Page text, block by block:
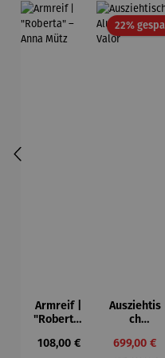
Armreif |
"Roberta"
Mütz
Regulärer Preis:
108,00 €
22%
Ausziehtis
ch
– Valor
699,00 €